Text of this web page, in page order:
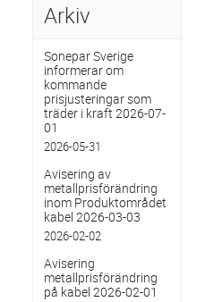
Arkiv
Sonepar Sverige
informerar om
kommande
prisjusteringar som
träder i kraft 2026-07-
01
2026-05-31
Avisering av
metallprisförändring
inom Produktområdet
kabel 2026-03-03
2026-02-02
Avisering
metallprisförändring
på kabel 2026-02-01